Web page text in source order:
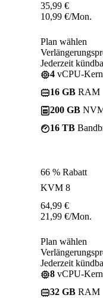
35,99 €
10,99 €/Mon.
Plan wählen
Jederzeit
4 vCPU-
16 GB RAM
200 GB
16 TB
66 % Rabatt
KVM 8
64,99 €
21,99 €/Mon.
Plan wählen
Jederzeit
8 vCPU-
32 GB RAM